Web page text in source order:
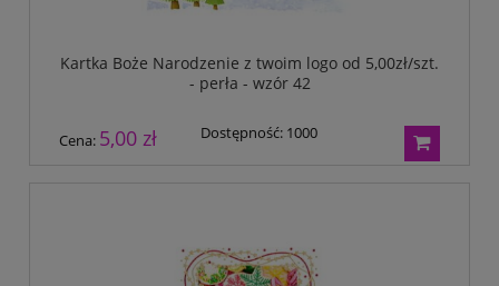
Kartka Boże Narodzenie z twoim logo od 5,00zł/szt.
- perła - wzór 42
Cena: 5,00 zł Dostępność: 1000